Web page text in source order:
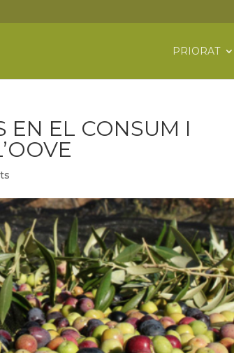
PRIORAT
EN EL CONSUM I